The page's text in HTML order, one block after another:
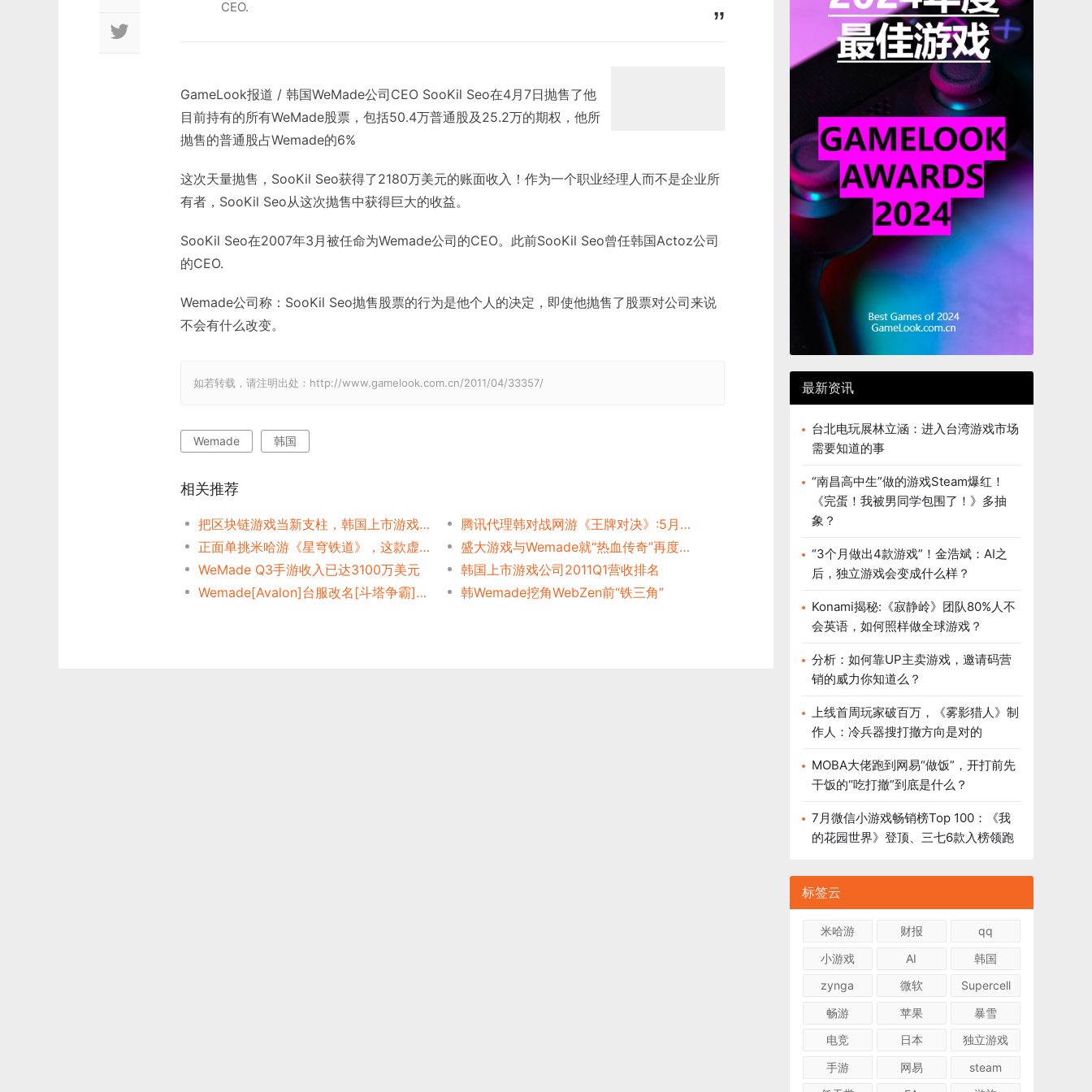
CEO.
GameLook报道 / 韩国WeMade公司CEO SooKil Seo在4月7日抛售了他
目前持有的所有WeMade股票，包括50.4万普通股及25.2万的期权，他所
抛售的普通股占Wemade的6%
这次天量抛售，SooKil Seo获得了2180万美元的账面收入！作为一个职业经理人而不是企业所
有者，SooKil Seo从这次抛售中获得巨大的收益。
SooKil Seo在2007年3月被任命为Wemade公司的CEO。此前SooKil Seo曾任韩国Actoz公司
的CEO.
Wemade公司称：SooKil Seo抛售股票的行为是他个人的决定，即使他抛售了股票对公司来说
不会有什么改变。
如若转载，请注明出处：http://www.gamelook.com.cn/2011/04/33357/
Wemade 韩国
相关推荐
把区块链游戏当新支柱，韩国上市游戏公司遭到“最惨烈反噬”！
腾讯代理韩对战网游《王牌对决》:5月首测
正面单挑米哈游《星穹铁道》，这款虚幻5新手游在韩国居然赢了？
盛大游戏与Wemade就“热血传奇”再度开撕
WeMade Q3手游收入已达3100万美元
韩国上市游戏公司2011Q1营收排名
Wemade[Avalon]台服改名[斗塔争霸]运营
韩Wemade挖角WebZen前“铁三角”
最新资讯
台北电玩展林立涵：进入台湾游戏市场
需要知道的事
“南昌高中生”做的游戏Steam爆红！
《完蛋！我被男同学包围了！》多抽
象？
“3个月做出4款游戏”！金浩斌：AI之
后，独立游戏会变成什么样？
Konami揭秘:《寂静岭》团队80%人不
会英语，如何照样做全球游戏？
分析：如何靠UP主卖游戏，邀请码营
销的威力你知道么？
上线首周玩家破百万，《雾影猎人》制
作人：冷兵器搜打撤方向是对的
MOBA大佬跑到网易“做饭”，开打前先
干饭的“吃打撤”到底是什么？
7月微信小游戏畅销榜Top 100：《我
的花园世界》登顶、三七6款入榜领跑
标签云
米哈游 财报
qq
小游戏
AI
韩国
zynga
微软
Supercell
畅游
苹果
暴雪
电竞
日本
独立游戏
手游
网易
steam